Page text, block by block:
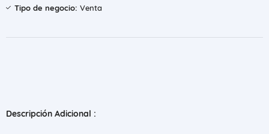
Tipo de negocio: Venta
Descripción Adicional :